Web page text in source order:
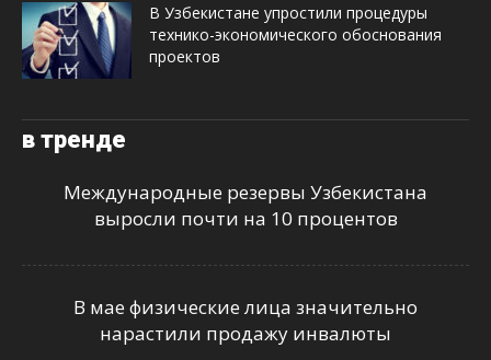
В Узбекистане упростили процедуры
технико-экономического обоснования
проектов
в тренде
Международные резервы Узбекистана
выросли почти на 10 процентов
В мае физические лица значительно
нарастили продажу инвалюты